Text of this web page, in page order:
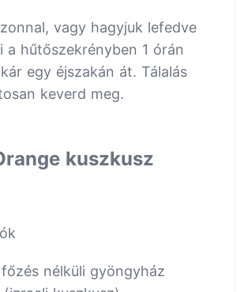
vagy hagyjuk lefedve
a hűtőszekrényben 1 órán
egy éjszakán át. Tálalás
keverd meg.
kuszkusz
nélküli gyöngyház